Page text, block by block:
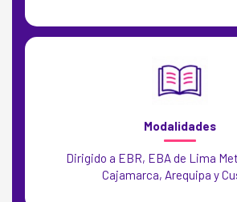
Modalidades
Dirigido a EBR, EBA de Lima
Cajamarca, Arequipa y